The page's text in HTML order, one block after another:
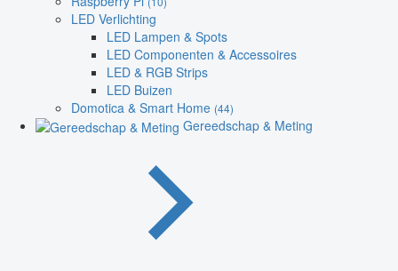
LED Verlichting
LED Lampen & Spots
LED Componenten & Accessoires
LED & RGB Strips
LED Buizen
Domotica & Smart Home (44)
Gereedschap & Meting